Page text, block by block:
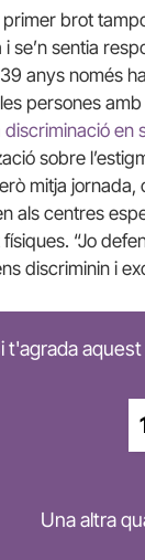
brot
i se’n sentia
anys només
persones
discriminació en
sobre
mitja jornada,
als centres
“Jo
discriminin i
t'agrada
Una altra